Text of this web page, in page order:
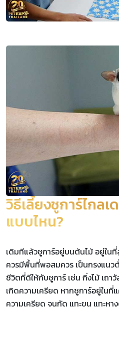
วิธีเลี้ยงชูการ์ไกล
แบบไหน?
เดิมทีแล้วชูการ์อยู่บนต้นไม้ อยู่ใน
ควรมีพื้นที่พอสมควร เป็นกรงแน
ชีวิตที่ดีให้กับชูการ์ เช่น กิ่งไม้ เถา
เกิดความเครียด หากชูการ์อยู่ในที่
ความเครียด จนกัด แทะขน แทะหา